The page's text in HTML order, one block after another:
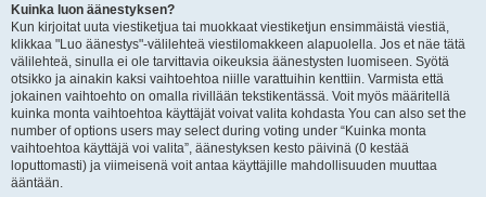
Kuinka luon äänestyksen?
Kun kirjoitat uuta viestiketjua tai muokkaat viestiketjun ensimmäistä viestiä,
klikkaa "Luo äänestys"-välilehteä viestilomakkeen alapuolella. Jos et näe tätä
välilehteä, sinulla ei ole tarvittavia oikeuksia äänestysten luomiseen. Syötä
otsikko ja ainakin kaksi vaihtoehtoa niille varattuihin kenttiin. Varmista että
jokainen vaihtoehto on omalla rivillään tekstikentässä. Voit myös määritellä
kuinka monta vaihtoehtoa käyttäjät voivat valita kohdasta You can also set the
number of options users may select during voting under “Kuinka monta
vaihtoehtoa käyttäjä voi valita”, äänestyksen kesto päivinä (0 kestää
loputtomasti) ja viimeisenä voit antaa käyttäjille mahdollisuuden muuttaa
ääntään.